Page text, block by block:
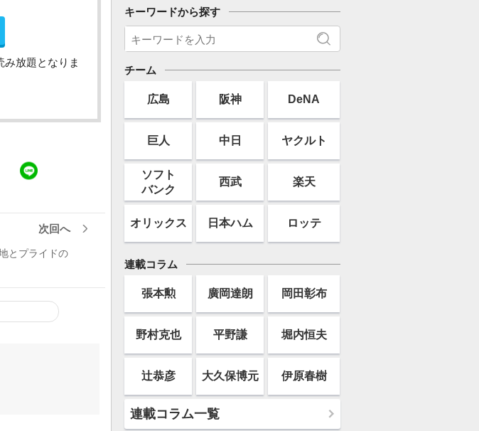
放題となりま
次回へ
とプライドの
キーワードから探す
チーム
広島 阪神 DeNA
巨人 中日 ヤクルト
ソフト
バンク
西武 楽天
オリックス 日本ハム ロッテ
連載コラム
張本勲 廣岡達朗 岡田彰布
野村克也 平野謙 堀内恒夫
辻恭彦 大久保博元 伊原春樹
連載コラム一覧